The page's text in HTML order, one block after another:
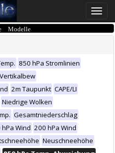
Toggle
850 hPa Stromlinien
2m Taupunkt CAPE/LI
Niedrige Wolken
Gesamtniederschlag
hPa Wind 200 hPa Wind
Neuschneehöhe